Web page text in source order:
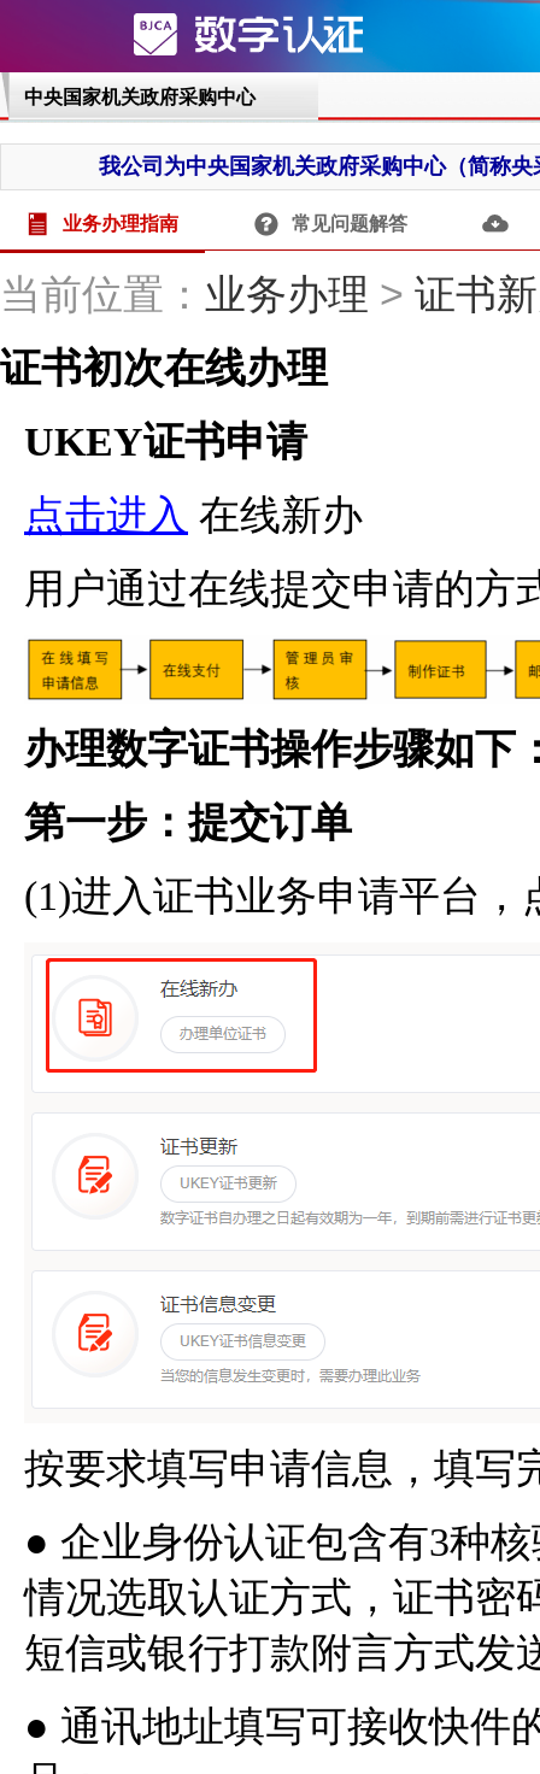
业务办理指南
当前位置： 业务办理 > 证书
证书初次在线办理
UKEY证书申请
点击进入 在线新办
用户通过在线提交申请的方
办理数字证书操作步骤如下
第一步：提交订单
(1)进入证书业务申请平台，
按要求填写申请信息，填写
● 企业身份认证包含有3种
情况选取认证方式，证书密
短信或银行打款附言方式发
● 通讯地址填写可接收快件
常见问题解答